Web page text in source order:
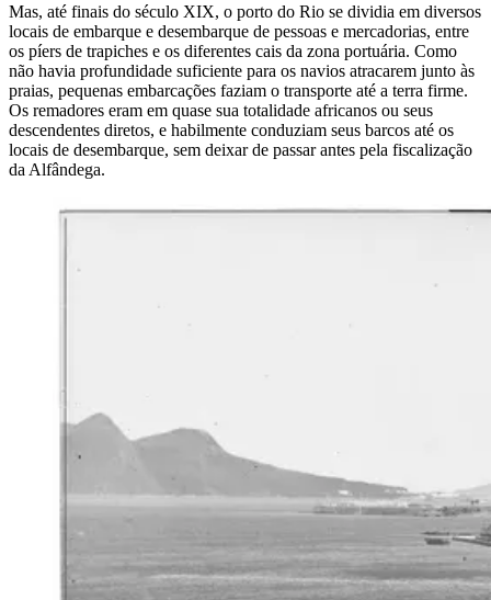
Mas, até finais do século XIX, o porto do Rio se dividia em diversos
locais de embarque e desembarque de pessoas e mercadorias, entre
os píers de trapiches e os diferentes cais da zona portuária. Como
não havia profundidade suficiente para os navios atracarem junto às
praias, pequenas embarcações faziam o transporte até a terra firme.
Os remadores eram em quase sua totalidade africanos ou seus
descendentes diretos, e habilmente conduziam seus barcos até os
locais de desembarque, sem deixar de passar antes pela fiscalização
da Alfândega.